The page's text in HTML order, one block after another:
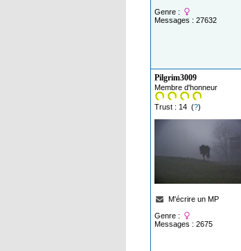
Genre :
Messages : 27632
Pilgrim3009
Membre d'honneur
Trust : 14 (?)
M'écrire un MP
Genre :
Messages : 2675